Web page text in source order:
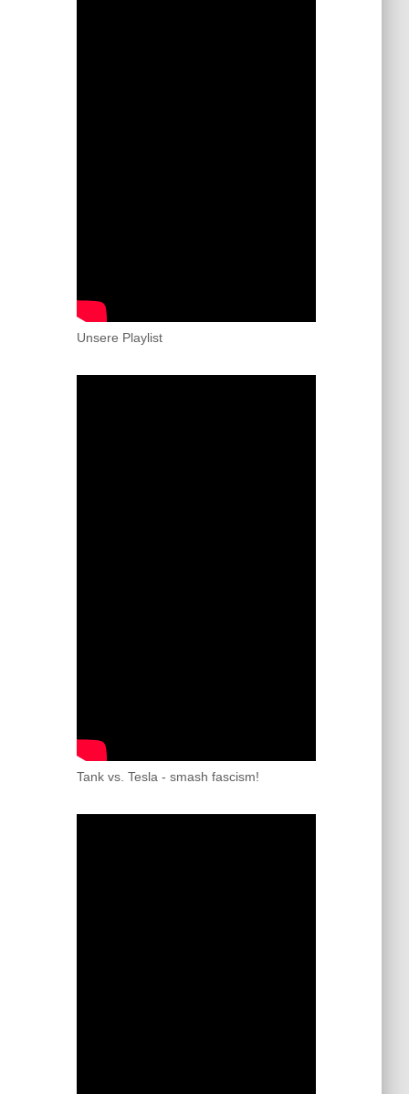
Unsere Playlist
Tank vs. Tesla - smash fascism!